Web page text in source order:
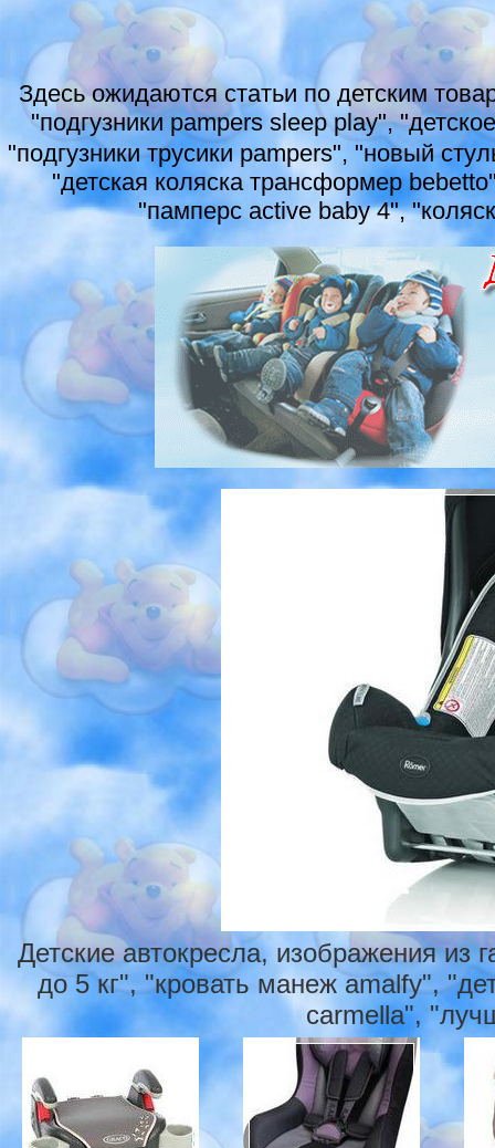
Здесь ожидаются статьи по детским
"подгузники pampers sleep play",
"подгузники трусики pampers", "новый
"детская коляска трансформер
"памперс active baby 4",
Детские автокресла, изображения
до 5 кг", "кровать манеж amalfy",
carmella",